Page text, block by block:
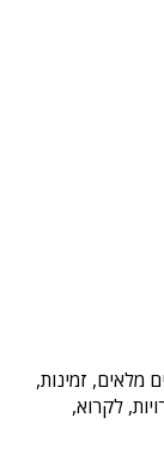
מלאים, זמינות,
לקרוא,